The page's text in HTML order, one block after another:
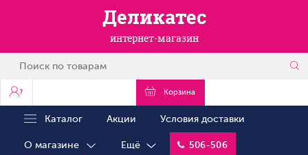
Деликатес
интернет-магазин
? Корзина
Каталог Акции Условия доставки
О магазине Ещё 506-506